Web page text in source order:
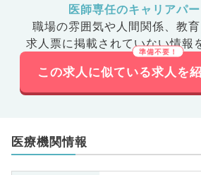
医師専任のキャリアパ
職場の雰囲気や人間関係、 教
求人票に掲載されていない情報
この求人に似ている求人を
医療機関情報